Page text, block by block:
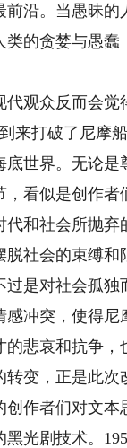
沿。当愚昧
的贪婪与愚蠢
观众反而会觉
来打破了尼摩
世界。无论是
看似是创作
和社会所抛弃
社会的束缚
是对社会孤独
冲突，使得尼
悲哀和抗争，
变，正是此次
作者们对文本
光剧技术。